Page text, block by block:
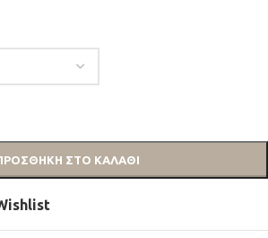
ΣΤΟ ΚΑΛΆΘΙ